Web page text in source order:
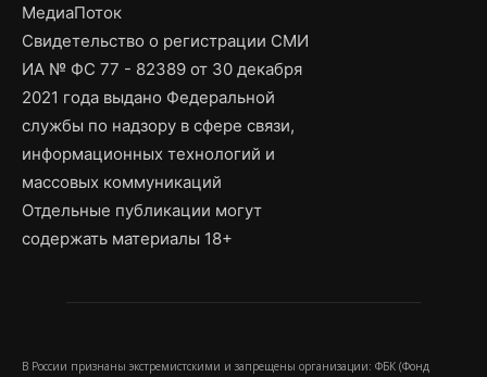
МедиаПоток
Свидетельство о регистрации СМИ
ИА № ФС 77 - 82389 от 30 декабря
2021 года выдано Федеральной
службы по надзору в сфере связи,
информационных технологий и
массовых коммуникаций
Отдельные публикации могут
содержать материалы 18+
В России признаны экстремистскими и запрещены организации: ФБК (Фонд